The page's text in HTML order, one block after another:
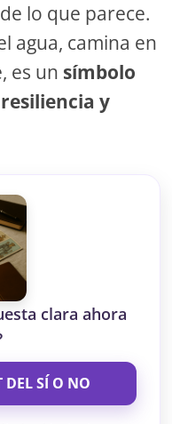
lo que parece.
agua, camina en
es un símbolo
y
clara ahora
DEL SÍ O NO